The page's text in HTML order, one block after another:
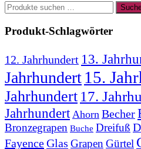
Suchen
nach:
Produkt-Schlagwörter
12. Jahrhundert 13.
Jahrhundert15.
Jahrhundert 17.
Jahrhundert Ahorn Becher
Bronzegrapen Buche Dreifuß
FayenceGlas Grapen Gürtel